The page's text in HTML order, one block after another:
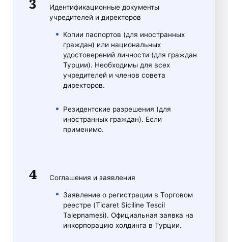
Идентификационные документы
учредителей и директоров
Копии паспортов (для иностранных
граждан) или национальных
удостоверений личности (для граждан
Турции). Необходимы для всех
учредителей и членов совета
директоров.
Резидентские разрешения (для
иностранных граждан). Если
применимо.
Соглашения и заявления
Заявление о регистрации в Торговом
реестре (Ticaret Siciline Tescil
Talepnamesi). Официальная заявка на
инкорпорацию холдинга в Турции.